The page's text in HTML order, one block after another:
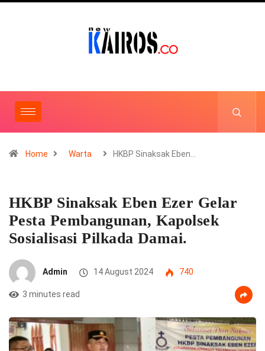
Home Warta HKBP Sinaksak Eben…
HKBP Sinaksak Eben Ezer Gelar
Pesta Pembangunan, Kapolsek
Sosialisasi Pilkada Damai.
Admin 14 August 2024 740
3 minutes read